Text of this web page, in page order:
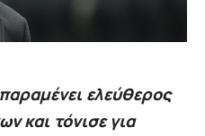
ελεύθερος
και τόνισε για